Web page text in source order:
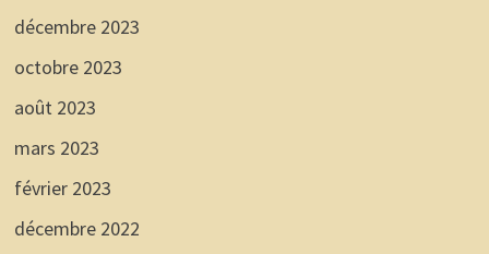
décembre 2023
octobre 2023
août 2023
mars 2023
février 2023
décembre 2022